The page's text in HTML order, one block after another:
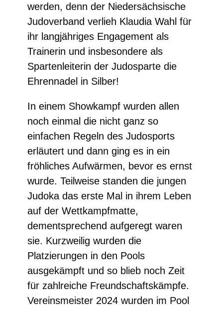
werden, denn der Niedersächsische
Judoverband verlieh Klaudia Wahl für
ihr langjähriges Engagement als
Trainerin und insbesondere als
Spartenleiterin der Judosparte die
Ehrennadel in Silber!
In einem Showkampf wurden allen
noch einmal die nicht ganz so
einfachen Regeln des Judosports
erläutert und dann ging es in ein
fröhliches Aufwärmen, bevor es ernst
wurde. Teilweise standen die jungen
Judoka das erste Mal in ihrem Leben
auf der Wettkampfmatte,
dementsprechend aufgeregt waren
sie. Kurzweilig wurden die
Platzierungen in den Pools
ausgekämpft und so blieb noch Zeit
für zahlreiche Freundschaftskämpfe.
Vereinsmeister 2024 wurden im Pool